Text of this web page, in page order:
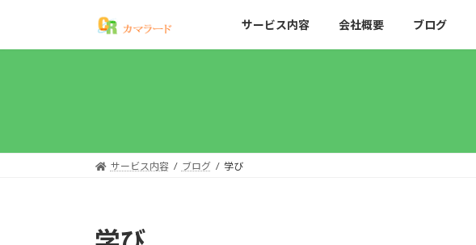
テ
ゲ
サービス内容 会社概要 ブログ
サービス内容 ブログ 学び